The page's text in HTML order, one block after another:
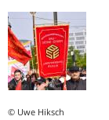
© Uwe Hiksch